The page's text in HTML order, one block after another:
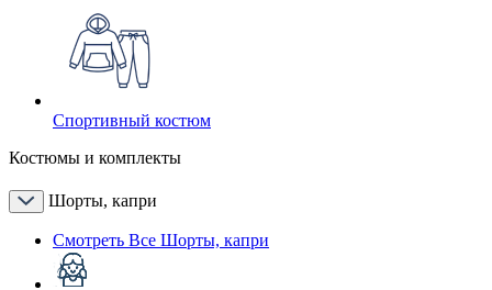
Спортивный костюм
Костюмы и комплекты
Шорты, капри
Смотреть Все Шорты, капри